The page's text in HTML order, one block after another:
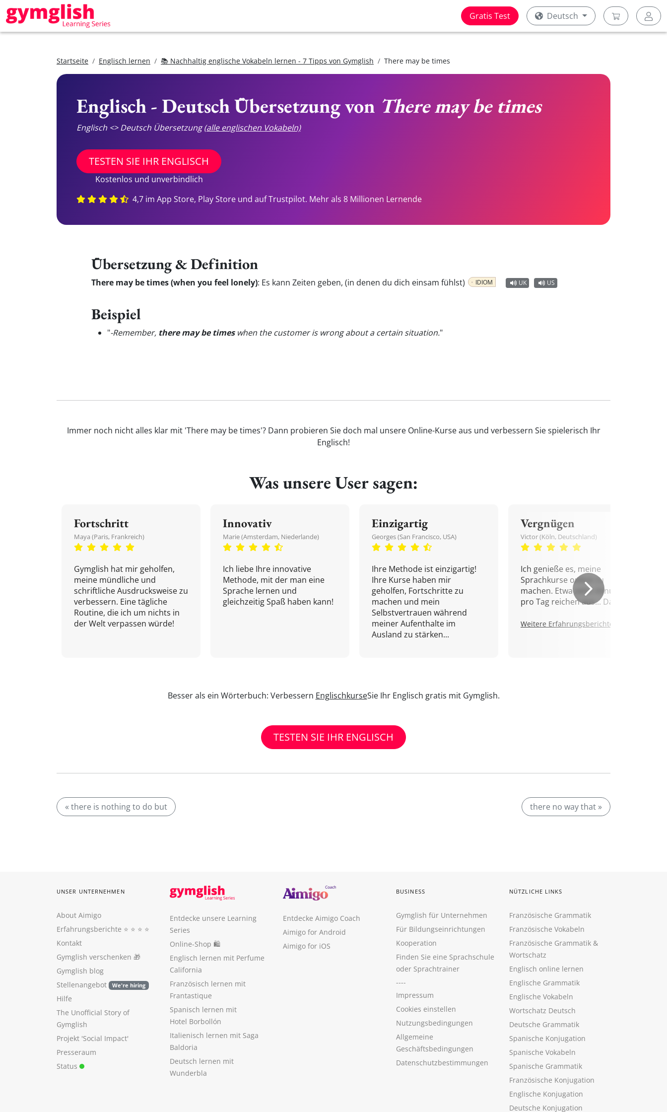
Gratis Test Deutsch
Startseite Englisch lernen 📚 Nachhaltig englische Vokabeln lernen - 7 Tipps von Gymglish There may be times
Englisch - Deutsch Übersetzung von There may be times
Englisch <> Deutsch Übersetzung(alle englischen Vokabeln)
TESTEN SIE IHR ENGLISCH
Kostenlos und unverbindlich
4,7 im App Store, Play Store und auf Trustpilot. Mehr als 8 Millionen Lernende
Übersetzung & Definition
There may be times (when you feel lonely): Es kann Zeiten geben, (in denen du dich einsam fühlst) IDIOM UK US
Beispiel
"-Remember, there may be timeswhen the customer is wrong about a certain situation."
Immer noch nicht alles klar mit 'There may be times'? Dann probieren Sie doch mal unsere Online-Kurse aus und verbessern Sie spielerisch Ihr
Englisch!
Was unsere User sagen:
Fortschritt
Maya (Paris, Frankreich)
Gymglish hat mir geholfen,
meine mündliche und
schriftliche Ausdrucksweise zu
verbessern. Eine tägliche
Routine, die ich um nichts in
der Welt verpassen würde!
Innovativ
Marie (Amsterdam, Niederlande)
Ich liebe Ihre innovative
Methode, mit der man eine
Sprache lernen und
gleichzeitig Spaß haben kann!
Einzigartig
Georges (San Francisco, USA)
Ihre Methode ist einzigartig!
Ihre Kurse haben mir
geholfen, Fortschritte zu
machen und mein
Selbstvertrauen während
meiner Aufenthalte im
Ausland zu stärken...
Vergnügen
Victor (Köln, Deutschland)
Ich genieße es, meine
Sprachkurse online zu
machen. Etwa zehn Minuten
pro Tag reichen aus... Danke!
Weitere Erfahrungsberichte.
Besser als ein Wörterbuch: Verbessern EnglischkurseSie Ihr Englisch gratis mit Gymglish.
TESTEN SIE IHR ENGLISCH
« there is nothing to do but there no way that »
UNSER UNTERNEHMEN
About Aimigo
Erfahrungsberichte ⭐️ ⭐️ ⭐️ ⭐️
Kontakt
Gymglish verschenken 🎁
Gymglish blog
Stellenangebot
We're hiring
Hilfe
The Unofficial Story of
Gymglish
Projekt 'Social Impact'
Presseraum
Status
Entdecke unsere Learning
Series
Online-Shop 🛍
Englisch lernen mit Perfume
California
Französisch lernen mit
Frantastique
Spanisch lernen mit
Hotel Borbollón
Italienisch lernen mit Saga
Baldoria
Deutsch lernen mit
Wunderbla
Entdecke Aimigo Coach
Aimigo for Android
Aimigo for iOS
BUSINESS
Gymglish für Unternehmen
Für Bildungseinrichtungen
Kooperation
Finden Sie eine Sprachschule
oder Sprachtrainer
----
Impressum
Cookies einstellen
Nutzungsbedingungen
Allgemeine
Geschäftsbedingungen
Datenschutzbestimmungen
NÜTZLICHE LINKS
Französische Grammatik
Französische Vokabeln
Französische Grammatik &
Wortschatz
Englisch online lernen
Englische Grammatik
Englische Vokabeln
Wortschatz Deutsch
Deutsche Grammatik
Spanische Konjugation
Spanische Vokabeln
Spanische Grammatik
Französische Konjugation
Englische Konjugation
Deutsche Konjugation